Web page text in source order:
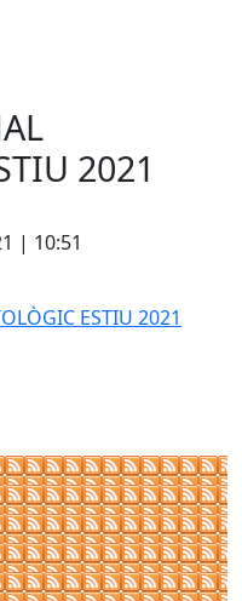
2021
| 10:51
ESTIU 2021